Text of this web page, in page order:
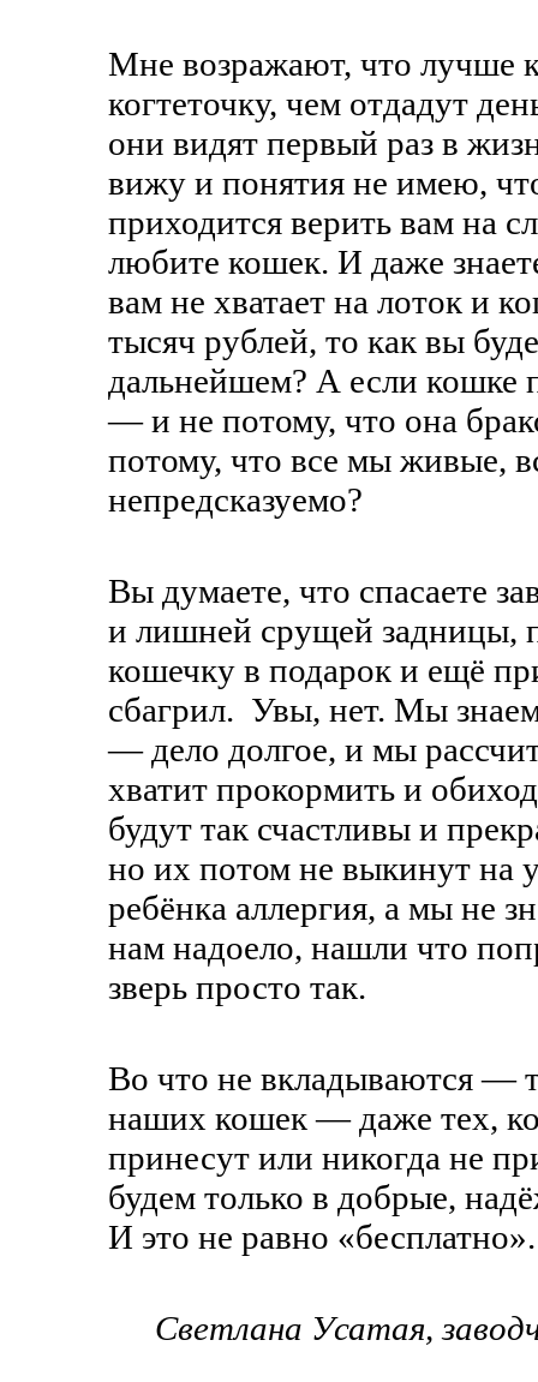
Мне возражают, что лучше
когтеточку, чем отдадут
они видят первый раз в
вижу и понятия не имею,
приходится верить вам на
любите кошек. И даже
вам не хватает на лоток и
тысяч рублей, то как вы
дальнейшем? А если кошке
— и не потому, что она
потому, что все мы живые,
непредсказуемо?
Вы думаете, что спасаете
и лишней срущей задницы,
кошечку в подарок и ещё
сбагрил. Увы, нет. Мы
— дело долгое, и мы
хватит прокормить и
будут так счастливы и
но их потом не выкинут на
ребёнка аллергия, а мы не
нам надоело, нашли что
зверь просто так.
Во что не вкладываются —
наших кошек — даже тех,
принесут или никогда не
будем только в добрые,
И это не равно «бесплатно».
Светлана Усатая,